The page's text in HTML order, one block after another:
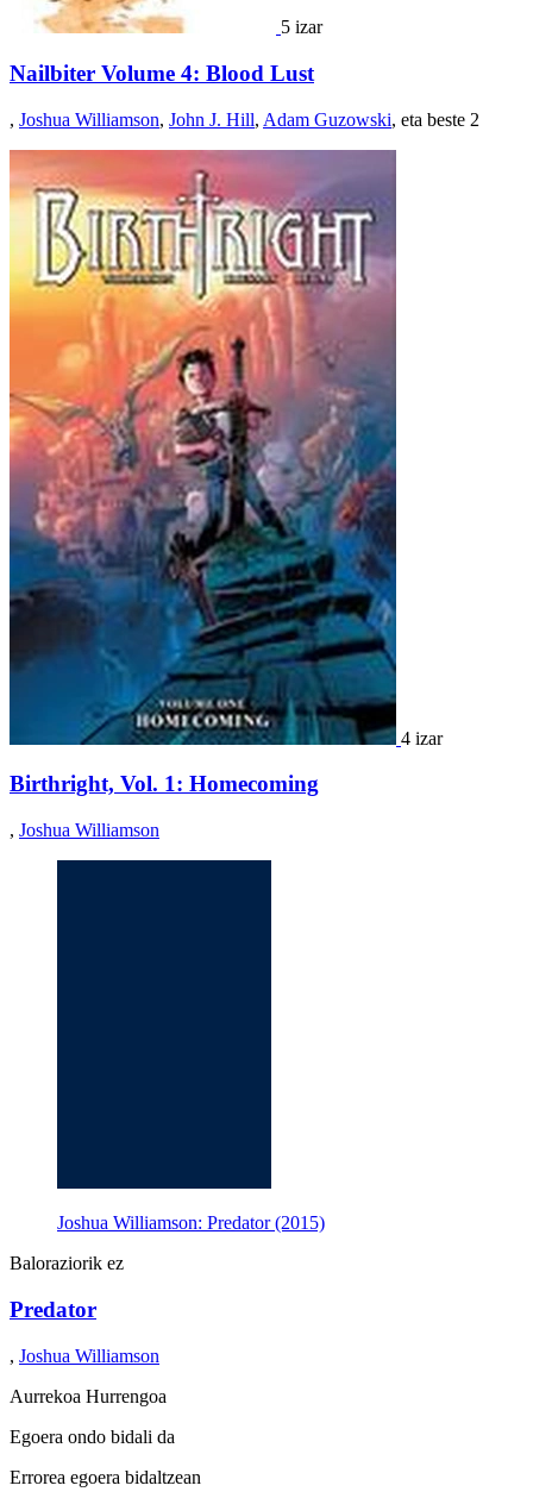
5 izar
Nailbiter Volume 4: Blood Lust
, Joshua Williamson, John J. Hill, Adam Guzowski, eta beste 2
4 izar
Birthright, Vol. 1: Homecoming
, Joshua Williamson
Joshua Williamson: Predator (2015)
Baloraziorik ez
Predator
, Joshua Williamson
Aurrekoa Hurrengoa
Egoera ondo bidali da
Errorea egoera bidaltzean